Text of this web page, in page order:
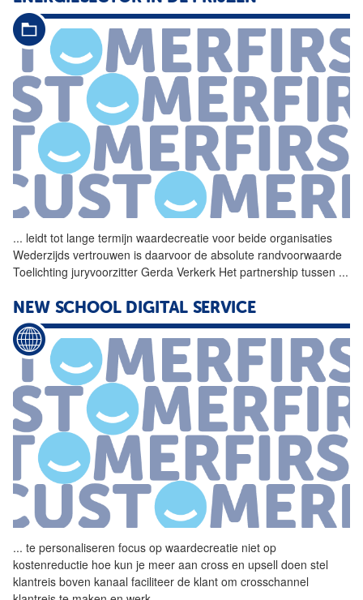
... leidt tot lange termijn waardecreatie voor beide organisaties
Wederzijds vertrouwen is daarvoor de absolute randvoorwaarde
Toelichting juryvoorzitter Gerda Verkerk Het partnership tussen ...
NEW SCHOOL DIGITAL SERVICE
... te personaliseren focus op waardecreatie niet op
kostenreductie hoe kun je meer aan cross en upsell doen stel
klantreis boven kanaal faciliteer de klant om crosschannel